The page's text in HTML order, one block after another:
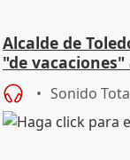
Alcalde de
"de
Sonido